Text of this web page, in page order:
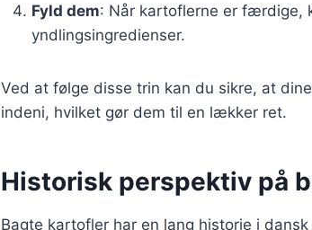
Fyld dem: Når kartoflerne er færdige,
yndlingsingredienser.
Ved at følge disse trin kan du sikre, at
indeni, hvilket gør dem til en lækker ret.
Historisk perspektiv på
Bagte kartofler har en lang historie i